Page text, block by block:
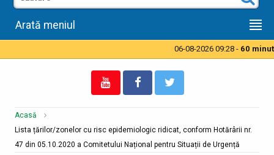
Arată meniul
06-08-2026 09:28 - 60
Acasă
Lista țărilor/zonelor cu risc epidemiologic ridicat, conform Hotărârii nr.
47 din 05.10.2020 a Comitetului Național pentru Situații de Urgență